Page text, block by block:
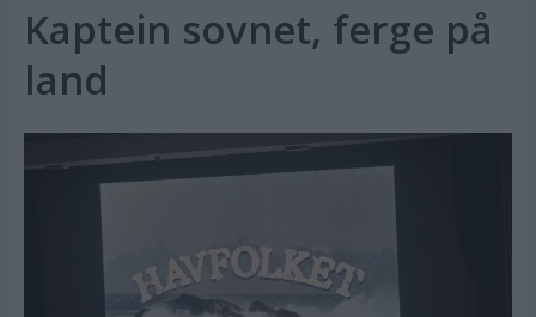
Kaptein sovnet, ferge på
land